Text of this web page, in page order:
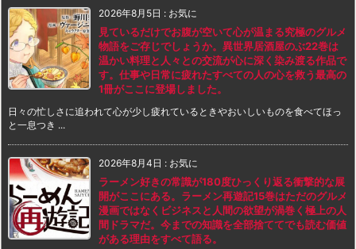
2026年8月5日 : お気に
見ているだけでお腹が空いて心が温まる究極のグルメ
物語をご存じでしょうか。異世界居酒屋のぶ22巻は
温かい料理と人々との交流が心に深く染み渡る作品で
す。仕事や日常に疲れたすべての人の心を救う最高の
1冊がここに登場しました。
日々の忙しさに追われて心が少し疲れているときやおいしいものを食べてほっ
と一息つき ...
2026年8月4日 : お気に
ラーメン好きの常識が180度ひっくり返る衝撃的な展
開がここにある。ラーメン再遊記15巻はただのグルメ
漫画ではなくビジネスと人間の欲望が渦巻く極上の人
間ドラマだ。今までの知識を全部捨ててでも読む価値
がある理由をすべて語る。